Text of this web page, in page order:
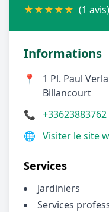
CGU -
★★★★★ (1 avis)
Informations
📍
1 Pl. Paul
Billancourt
📞 +33623883762
🌐 Visiter le site
Services
Jardiniers
Services